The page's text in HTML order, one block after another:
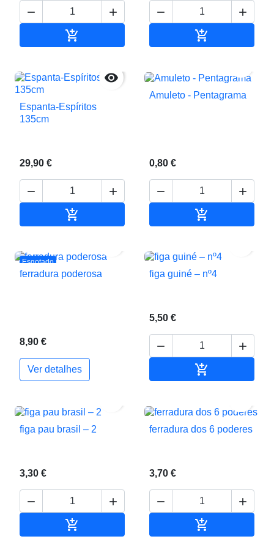
 

 


Espanta-Espíritos
135cm
29,90 €
 

Amuleto - Pentagrama
0,80 €
 

Esgotado
ferradura poderosa
8,90 €
Ver detalhes
figa guiné – nº4
5,50 €
 

figa pau brasil – 2
3,30 €
 

ferradura dos 6 poderes
3,70 €
 
